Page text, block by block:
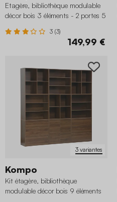
Etagère, bibliothèque modulable
décor bois 3 éléments - 2 portes 5
3 (3)
149,99 €
3 variantes
Kompo
Kit étagère, bibliothèque
modulable décor bois 9 éléments